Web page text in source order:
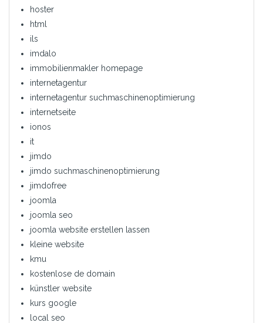
hoster
html
ils
imdalo
immobilienmakler homepage
internetagentur
internetagentur suchmaschinenoptimierung
internetseite
ionos
it
jimdo
jimdo suchmaschinenoptimierung
jimdofree
joomla
joomla seo
joomla website erstellen lassen
kleine website
kmu
kostenlose de domain
künstler website
kurs google
local seo